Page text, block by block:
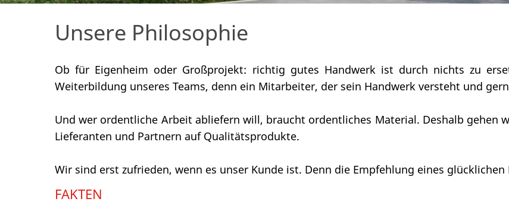
Unsere Philosophie
Ob für Eigenheim oder Großprojekt: richtig gutes Handwerk ist durch nichts zu
Weiterbildung unseres Teams, denn ein Mitarbeiter, der sein Handwerk versteht und
Und wer ordentliche Arbeit abliefern will, braucht ordentliches Material. Deshalb gehen
Lieferanten und Partnern auf Qualitätsprodukte.
Wir sind erst zufrieden, wenn es unser Kunde ist. Denn die Empfehlung eines
FAKTEN